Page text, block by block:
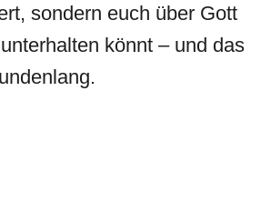
sondern euch über Gott
könnt – und das